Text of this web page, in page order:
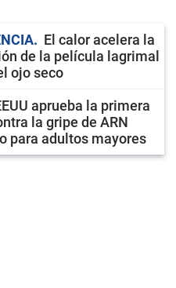
El calor acelera la
de la película lagrimal
ojo seco
aprueba la primera
la gripe de ARN
para adultos mayores